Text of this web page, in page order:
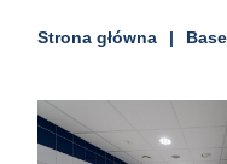
Strona główna